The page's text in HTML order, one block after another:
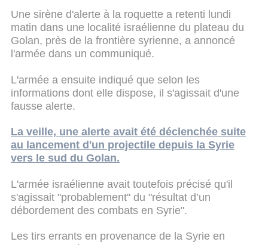
Une sirène d'alerte à la roquette a retenti lundi
matin dans une localité israélienne du plateau du
Golan, près de la frontière syrienne, a annoncé
l'armée dans un communiqué.
L'armée a ensuite indiqué que selon les
informations dont elle dispose, il s'agissait d'une
fausse alerte.
La veille, une alerte avait été déclenchée suite
au lancement d'un projectile depuis la Syrie
vers le sud du Golan.
L'armée israélienne avait toutefois précisé qu'il
s'agissait "probablement" du "résultat d’un
débordement des combats en Syrie".
Les tirs errants en provenance de la Syrie en